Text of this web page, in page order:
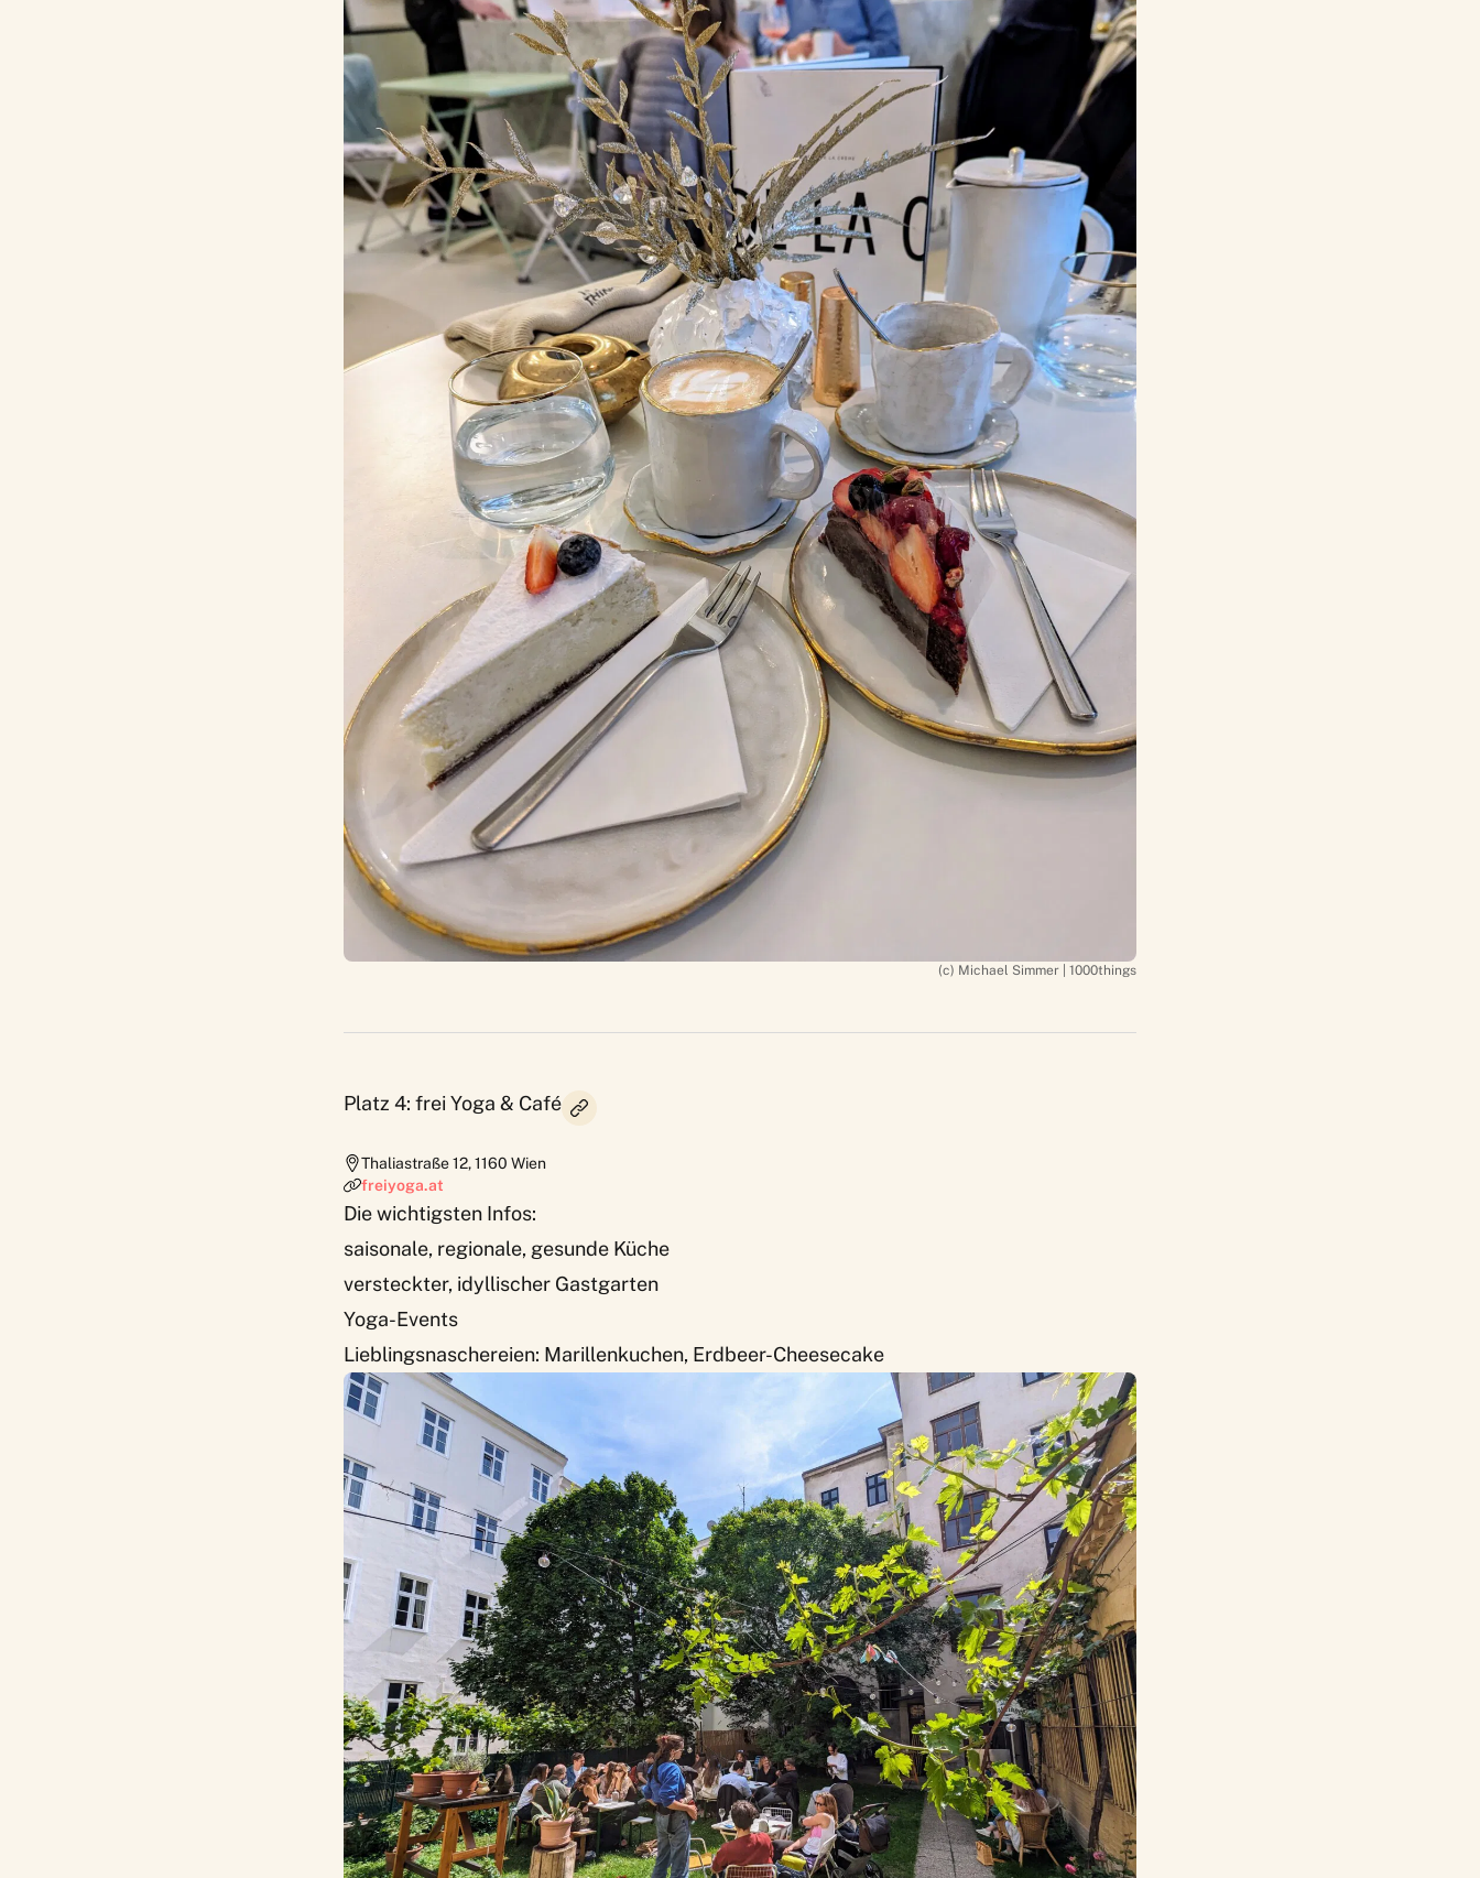
(c) Michael Simmer | 1000things
Platz 4: frei Yoga & Café
Thaliastraße 12,1160 Wien
freiyoga.at
Die wichtigsten Infos:
saisonale, regionale, gesunde Küche
versteckter, idyllischer Gastgarten
Yoga-Events
Lieblingsnaschereien: Marillenkuchen, Erdbeer-Cheesecake